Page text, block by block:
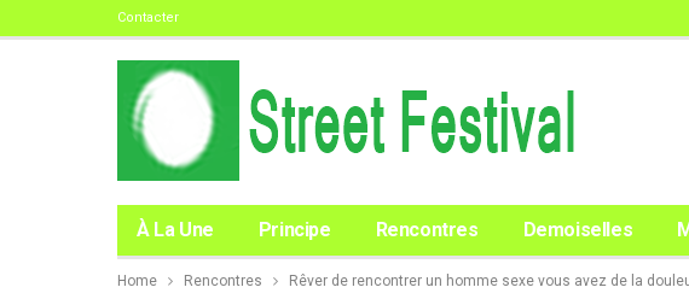
Contacter
À La Une Principe Rencontres Demoiselles
Home Rencontres Rêver de rencontrer un homme sexe vous avez de la